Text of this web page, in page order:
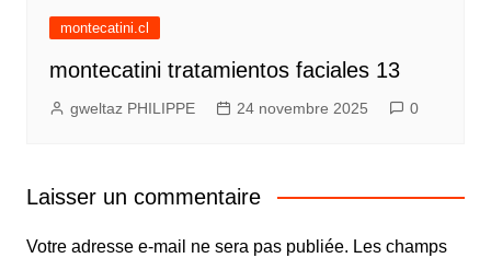
montecatini.cl
montecatini tratamientos faciales 13
gweltaz PHILIPPE 24 novembre 2025 0
Laisser un commentaire
Votre adresse e-mail ne sera pas publiée. Les champs